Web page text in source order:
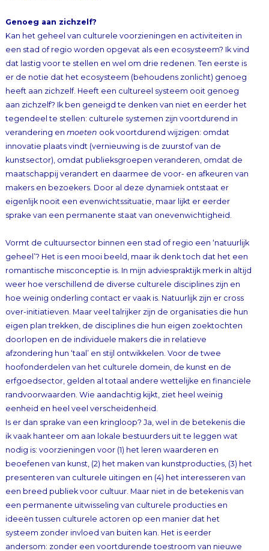
Genoeg aan zichzelf?
Kan het geheel van culturele voorzieningen en activiteiten in
een stad of regio worden opgevat als een ecosysteem? Ik vind
dat lastig voor te stellen en wel om drie redenen. Ten eerste is
er de notie dat het ecosysteem (behoudens zonlicht) genoeg
heeft aan zichzelf. Heeft een cultureel systeem ooit genoeg
aan zichzelf? Ik ben geneigd te denken van niet en eerder het
tegendeel te stellen: culturele systemen zijn voortdurend in
verandering en moeten ook voortdurend wijzigen: omdat
innovatie plaats vindt (vernieuwing is de zuurstof van de
kunstsector), omdat publieksgroepen veranderen, omdat de
maatschappij verandert en daarmee de voor- en afkeuren van
makers en bezoekers. Door al deze dynamiek ontstaat er
eigenlijk nooit een evenwichtssituatie, maar lijkt er eerder
sprake van een permanente staat van onevenwichtigheid.
Vormt de cultuursector binnen een stad of regio een ‘natuurlijk
geheel’? Het is een mooi beeld, maar ik denk toch dat het een
romantische misconceptie is. In mijn adviespraktijk merk in altijd
weer hoe verschillend de diverse culturele disciplines zijn en
hoe weinig onderling contact er vaak is. Natuurlijk zijn er cross
over-initiatieven. Maar veel talrijker zijn de organisaties die hun
eigen plan trekken, de disciplines die hun eigen zoektochten
doorlopen en de individuele makers die in relatieve
afzondering hun ‘taal’ en stijl ontwikkelen. Voor de twee
hoofonderdelen van het culturele domein, de kunst en de
erfgoedsector, gelden al totaal andere wettelijke en financiële
randvoorwaarden. Wie aandachtig kijkt, ziet heel weinig
eenheid en heel veel verscheidenheid.
Is er dan sprake van een kringloop? Ja, wel in de betekenis die
ik vaak hanteer om aan lokale bestuurders uit te leggen wat
nodig is: voorzieningen voor (1) het leren waarderen en
beoefenen van kunst, (2) het maken van kunstproducties, (3) het
presenteren van culturele uitingen en (4) het interesseren van
een breed publiek voor cultuur. Maar niet in de betekenis van
een permanente uitwisseling van culturele producties en
ideeën tussen culturele actoren op een manier dat het
systeem zonder invloed van buiten kan. Het is eerder
andersom: zonder een voortdurende toestroom van nieuwe
concepten en externe invloeden kan de culturele sector niet
functioneren. Het is eerder een motor dan een ecosysteem.
Een motor die draait op ideeën. En op geld om die ideeën te
verwezenlijken. Een motor die waarden genereert, die mensen
inspireert, de maatschappij in beweging zet, de economie